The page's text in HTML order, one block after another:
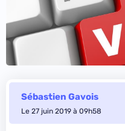
Sébastien Gavois
Le 27 juin 2019 à 09h58